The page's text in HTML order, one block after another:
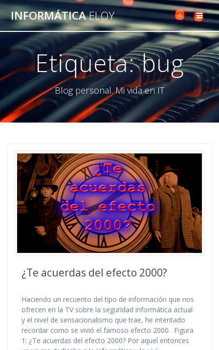
Saltar
al
contenido
INFORMÁTICAELOY
Etiqueta:bug
Blog personal. Mi vida en IT
¿Te acuerdas del efecto 2000?
Haciendo un recuento del tipo de información que nos
ofrecen en la TV sobre la seguridad informática actual
y el nivel de sensacionalismo que trae, he intentado
recordar como se vivió el famoso efecto 2000. Figura
1: ¿Te acuerdas del efecto 2000? Por aquel entonces